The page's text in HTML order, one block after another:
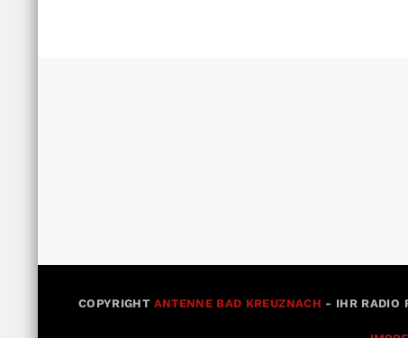
COPYRIGHT ANTENNE BAD KREUZNACH - IHR RADIO